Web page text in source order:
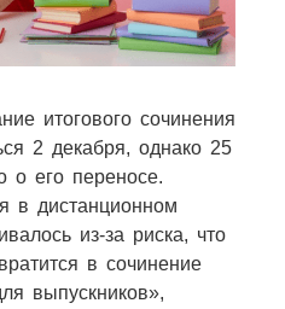
итогового сочинения
2 декабря, однако 25
о его переносе.
в дистанционном
из-за риска, что
в сочинение
выпускников»,